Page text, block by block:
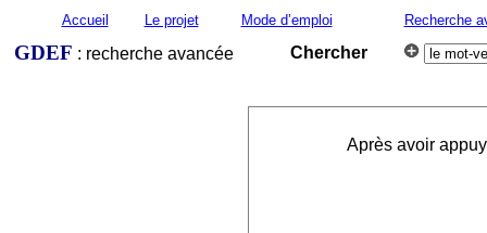
Accueil Le projet Mode d’emploi Recherche
GDEF : recherche avancée Chercher
Après avoir